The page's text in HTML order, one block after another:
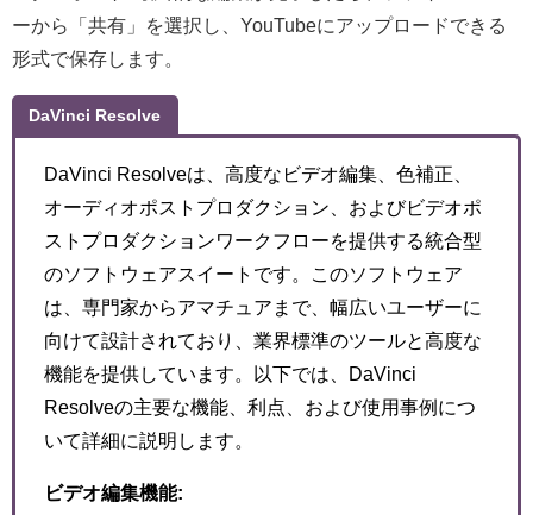
ーから「共有」を選択し、YouTubeにアップロードできる
形式で保存します。
DaVinci Resolve
DaVinci Resolveは、高度なビデオ編集、色補正、
オーディオポストプロダクション、およびビデオポ
ストプロダクションワークフローを提供する統合型
のソフトウェアスイートです。このソフトウェア
は、専門家からアマチュアまで、幅広いユーザーに
向けて設計されており、業界標準のツールと高度な
機能を提供しています。以下では、DaVinci
Resolveの主要な機能、利点、および使用事例につ
いて詳細に説明します。
ビデオ編集機能: